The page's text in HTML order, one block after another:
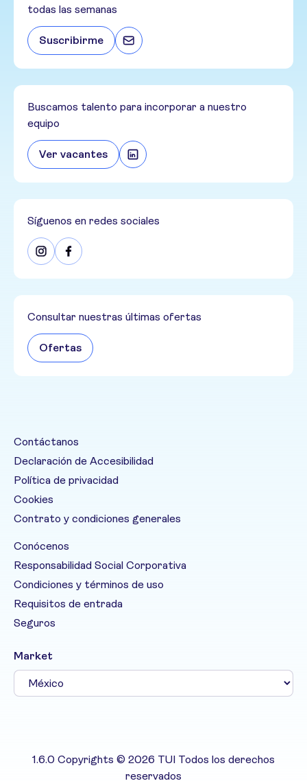
todas las semanas
Suscribirme
Buscamos talento para incorporar a nuestro
equipo
Ver vacantes
Síguenos en redes sociales
Consultar nuestras últimas ofertas
Ofertas
Contáctanos
Declaración de Accesibilidad
Política de privacidad
Cookies
Contrato y condiciones generales
Conócenos
Responsabilidad Social Corporativa
Condiciones y términos de uso
Requisitos de entrada
Seguros
Market
1.6.0 Copyrights © 2026 TUI Todos los derechos
reservados